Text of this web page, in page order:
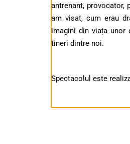
antrenant,
am visat, cum erau
imagini din viața unor
tineri dintre noi.
Spectacolul este